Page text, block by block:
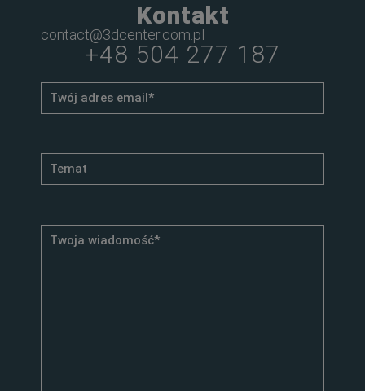
Kontakt
contact@3dcenter.com.pl
+48 504 277 187